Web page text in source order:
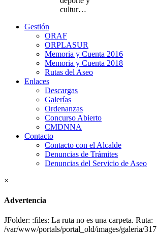
cultur…
Gestión
ORAF
ORPLASUR
Memoria y Cuenta 2016
Memoria y Cuenta 2018
Rutas del Aseo
Enlaces
Descargas
Galerías
Ordenanzas
Concurso Abierto
CMDNNA
Contacto
Contacto con el Alcalde
Denuncias de Trámites
Denuncias del Servicio de Aseo
×
Advertencia
JFolder: :files: La ruta no es una carpeta. Ruta:
/var/www/portals/portal_old/images/galeria/317